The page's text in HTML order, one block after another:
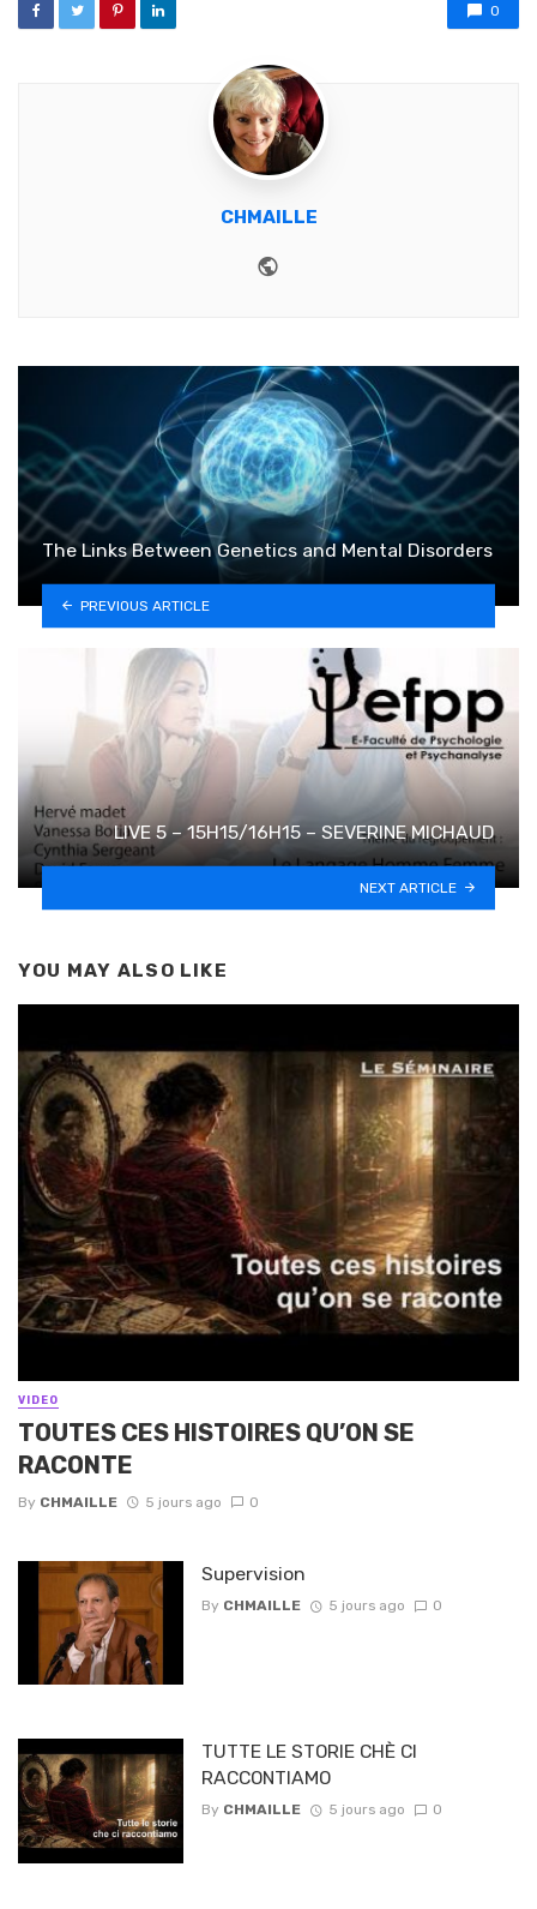
0
CHMAILLE
The Links Between Genetics and Mental Disorders
PREVIOUS ARTICLE
LIVE 5 – 15H15/16H15 – SEVERINE MICHAUD
NEXT ARTICLE
YOU MAY ALSO LIKE
VIDEO
TOUTES CES HISTOIRES QU’ON SE
RACONTE
By CHMAILLE 5 jours ago 0
Supervision
By CHMAILLE 5 jours ago 0
TUTTE LE STORIE CHÈ CI
RACCONTIAMO
By CHMAILLE 5 jours ago 0